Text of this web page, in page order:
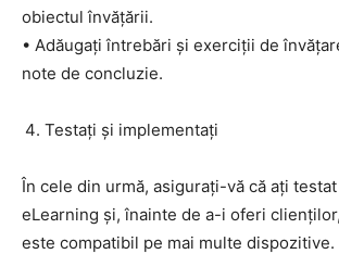
obiectul învățării.
• Adăugați întrebări și exerciții de
note de concluzie.
Testați și implementați
În cele din urmă, asigurați-vă că ați
eLearning și, înainte de a-i oferi
este compatibil pe mai multe dispozitive.